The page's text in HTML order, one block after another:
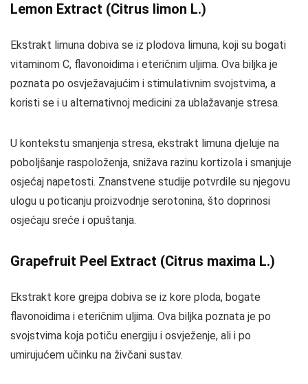
Lemon Extract (Citrus limon L.)
Ekstrakt limuna dobiva se iz plodova limuna, koji su bogati
vitaminom C, flavonoidima i eteričnim uljima. Ova biljka je
poznata po osvježavajućim i stimulativnim svojstvima, a
koristi se i u alternativnoj medicini za ublažavanje stresa.
U kontekstu smanjenja stresa, ekstrakt limuna djeluje na
poboljšanje raspoloženja, snižava razinu kortizola i smanjuje
osjećaj napetosti. Znanstvene studije potvrdile su njegovu
ulogu u poticanju proizvodnje serotonina, što doprinosi
osjećaju sreće i opuštanja.
Grapefruit Peel Extract (Citrus maxima L.)
Ekstrakt kore grejpa dobiva se iz kore ploda, bogate
flavonoidima i eteričnim uljima. Ova biljka poznata je po
svojstvima koja potiču energiju i osvježenje, ali i po
umirujućem učinku na živčani sustav.